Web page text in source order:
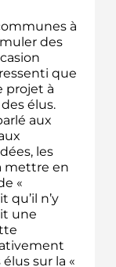
à
des
que
projet à
élus.
aux
les
mettre en
«
n’y
une
sur la «